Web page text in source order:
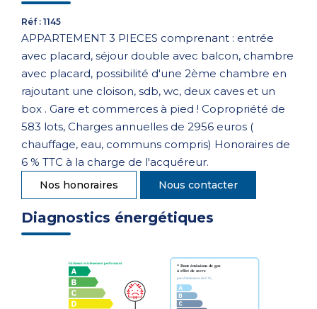
Réf : 1145
APPARTEMENT 3 PIECES comprenant : entrée
avec placard, séjour double avec balcon, chambre
avec placard, possibilité d'une 2ème chambre en
rajoutant une cloison, sdb, wc, deux caves et un
box . Gare et commerces à pied ! Copropriété de
583 lots, Charges annuelles de 2956 euros (
chauffage, eau, communs compris) Honoraires de
6 % TTC à la charge de l'acquéreur.
Nos honoraires Nous contacter
Diagnostics énergétiques